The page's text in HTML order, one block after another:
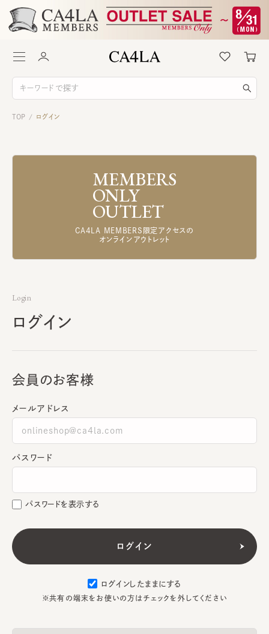
TOP / ログイン
MEMBERS
ONLY
OUTLET
CA4LA MEMBERS限定アクセスの
オンラインアウトレット
Login
ログイン
会員のお客様
メールアドレス
パスワード
パスワードを表示する
ログインしたままにする
※共有の端末をお使いの方はチェックを外してください